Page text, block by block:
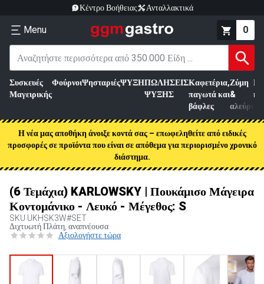
Κέντρο Βοήθειας Ανταλλακτικά
Menu 0
Συσκευές
Μαγειρικής
ΦούρνοιΨησταριέςΨΥΞΗΠΩΛΗΣΕΙΣ
ΨΥΞΗΣ
Καφετέρια,
παγωτά και
βάφλες
Ζύμη
&
αλεύρι
Η νέα μας αποθήκη άνοιξε κοντά σας – επωφεληθείτε από ειδικές
προσφορές σε προϊόντα που είναι σε απόθεμα για περιορισμένο χρονικό
διάστημα.
(6 Τεμάχια) KARLOWSKY | Πουκάμισο Μάγειρα
Κοντομάνικο - Λευκό - Μέγεθος: S
SKU UKHSK3W#SET
Διχτυωτή Πλάτη, αναπνέουσα
Αξιολογήστε τώρα